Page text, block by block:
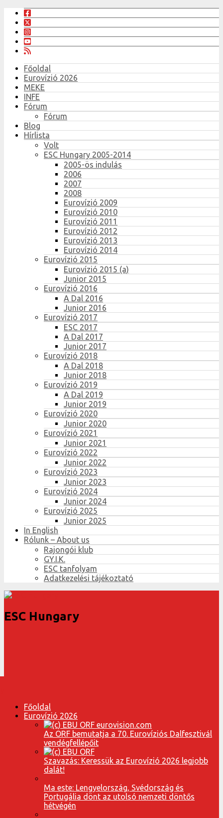
Főoldal
Eurovízió 2026
MEKE
INFE
Fórum
Fórum
Blog
Hírlista
Volt
ESC Hungary 2005-2014
2005-ös indulás
2006
2007
2008
Eurovízió 2009
Eurovízió 2010
Eurovízió 2011
Eurovízió 2012
Eurovízió 2013
Eurovízió 2014
Eurovízió 2015
Eurovízió 2015 (a)
Junior 2015
Eurovízió 2016
A Dal 2016
Junior 2016
Eurovízió 2017
ESC 2017
A Dal 2017
Junior 2017
Eurovízió 2018
A Dal 2018
Junior 2018
Eurovízió 2019
A Dal 2019
Junior 2019
Eurovízió 2020
Junior 2020
Eurovízió 2021
Junior 2021
Eurovízió 2022
Junior 2022
Eurovízió 2023
Junior 2023
Eurovízió 2024
Junior 2024
Eurovízió 2025
Junior 2025
In English
Rólunk – About us
Rajongói klub
GY.I.K.
ESC tanfolyam
Adatkezelési tájékoztató
ESC Hungary
Főoldal
Eurovízió 2026
Az ORF bemutatja a 70. Eurovíziós Dalfesztivál
vendégfellépőit
Szavazás: Keressük az Eurovízió 2026 legjobb
dalát!
Ma este: Lengyelország, Svédország és
Portugália dönt az utolsó nemzeti döntős
hétvégén